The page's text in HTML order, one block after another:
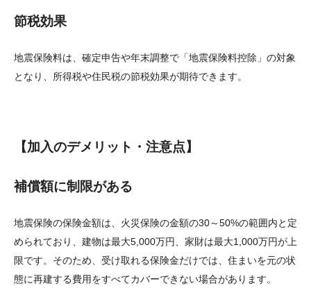
節税効果
地震保険料は、確定申告や年末調整で「地震保険料控除」の対象
となり、所得税や住民税の節税効果が期待できます。
【加入のデメリット・注意点】
補償額に制限がある
地震保険の保険金額は、火災保険の金額の30～50%の範囲内と定
められており、建物は最大5,000万円、家財は最大1,000万円が上
限です。そのため、受け取れる保険金だけでは、住まいを元の状
態に再建する費用をすべてカバーできない場合があります。